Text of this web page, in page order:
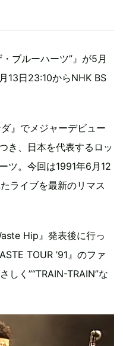
ブルーハーツ”』が5月
13日23:10からNHK BS
』でメジャーデビュー
き、日本を代表するロッ
ツ。今回は1991年6月12
ライブを最新のリマス
Hip』発表後に行っ
TOUR ’91』のファ
しく”“TRAIN-TRAIN”な